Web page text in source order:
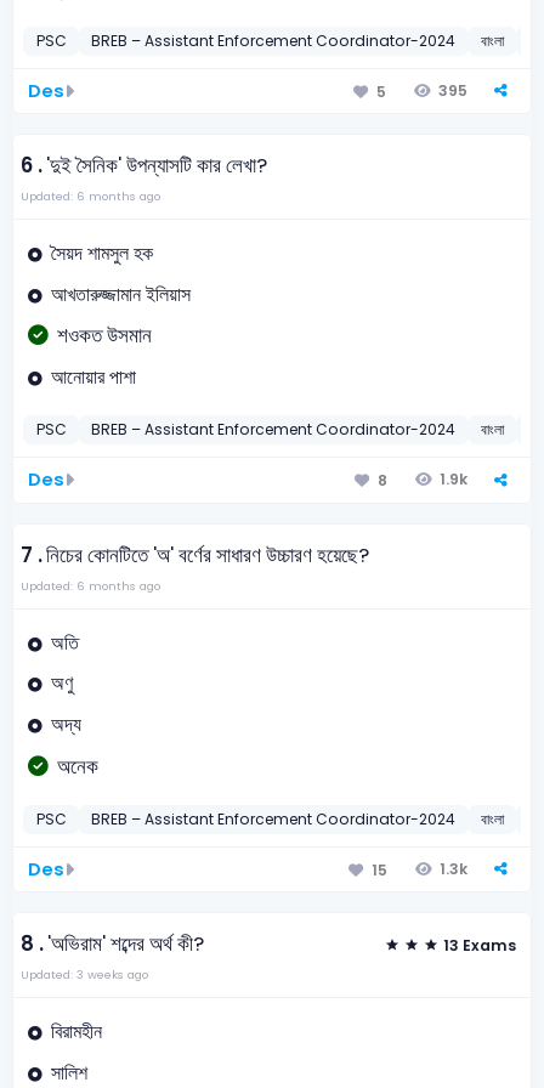
PSC BREB – Assistant Enforcement Coordinator-2024 বাংলা
Des 5 395
6 .'দুই সৈনিক' উপন্যাসটি কার লেখা?
Updated: 6 months ago
সৈয়দ শামসুল হক
আখতারুজ্জামান ইলিয়াস
শওকত উসমান
আনোয়ার পাশা
PSC BREB – Assistant Enforcement Coordinator-2024 বাংলা
Des 8 1.9k
7 .নিচের কোনটিতে 'অ' বর্ণের সাধারণ উচ্চারণ হয়েছে?
Updated: 6 months ago
অতি
অণু
অদ্য
অনেক
PSC BREB – Assistant Enforcement Coordinator-2024 বাংলা
Des 15 1.3k
8 .'অভিরাম' শব্দের অর্থ কী? 13 Exams
Updated: 3 weeks ago
বিরামহীন
সালিশ